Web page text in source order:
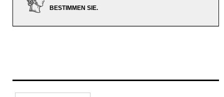
BESTIMMEN SIE.